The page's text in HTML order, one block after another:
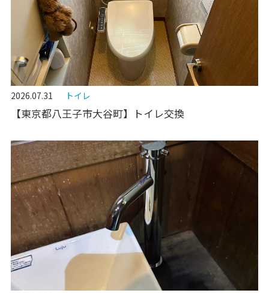
2026.07.31 トイレ
【東京都八王子市大谷町】トイレ交換